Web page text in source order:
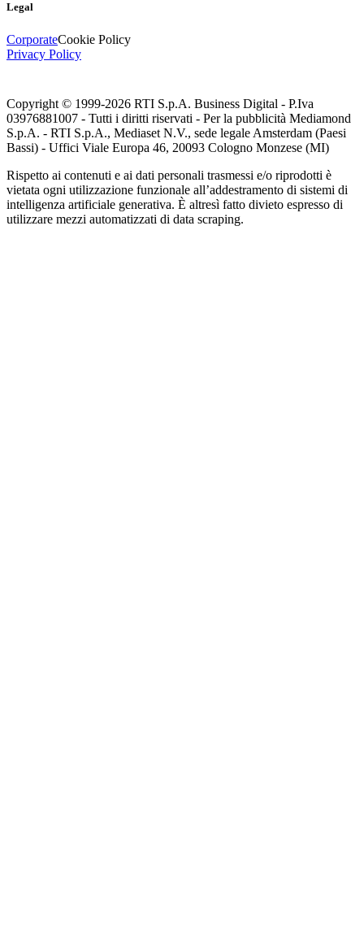
Legal
CorporateCookie Policy
Privacy Policy
Copyright © 1999-2026 RTI S.p.A. Business Digital - P.Iva
03976881007 - Tutti i diritti riservati - Per la pubblicità Mediamond
S.p.A. - RTI S.p.A., Mediaset N.V., sede legale Amsterdam (Paesi
Bassi) - Uffici Viale Europa 46, 20093 Cologno Monzese (MI)
Rispetto ai contenuti e ai dati personali trasmessi e/o riprodotti è
vietata ogni utilizzazione funzionale all’addestramento di sistemi di
intelligenza artificiale generativa. È altresì fatto divieto espresso di
utilizzare mezzi automatizzati di data scraping.